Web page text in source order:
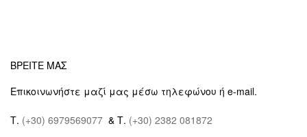
ΒΡΕΙΤΕ ΜΑΣ
Επικοινωνήστε μαζί μας μέσω τηλεφώνου ή e-mail.
Τ. (+30) 6979569077 & Τ. (+30) 2382 081872